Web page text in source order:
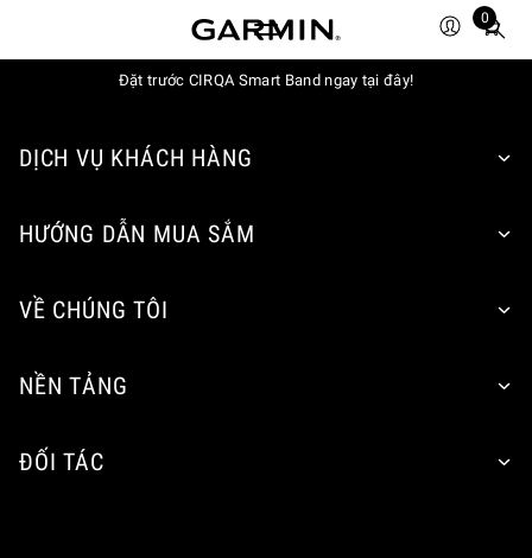
0
Total
Đặt trước CIRQA Smart Band ngay tại đây!
DỊCH VỤ KHÁCH HÀNG
HƯỚNG DẪN MUA SẮM
VỀ CHÚNG TÔI
NỀN TẢNG
ĐỐI TÁC